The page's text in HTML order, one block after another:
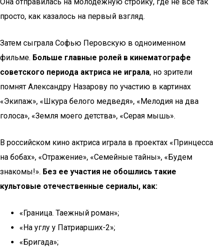
просто, как казалось на первый взгляд.
Затем сыграла Софью Перовскую в одноименном
фильме. Больше главные ролей в кинематографе
советского периода актриса не играла, но зрители
помнят Александру Назарову по участию в картинах
«Экипаж», «Шкура белого медведя», «Мелодия на два
голоса», «Земля моего детства», «Серая мышь».
В российском кино актриса играла в проектах «Принцесса
на бобах», «Отражение», «Семейные тайны», «Будем
знакомы!». Без ее участия не обошлись такие
культовые отечественные сериалы, как:
«Граница. Таежный роман»;
«На углу у Патриарших-2»;
«Бригада»;